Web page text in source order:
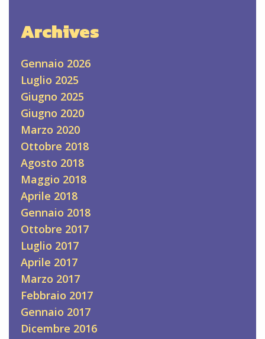
Archives
Gennaio 2026
Luglio 2025
Giugno 2025
Giugno 2020
Marzo 2020
Ottobre 2018
Agosto 2018
Maggio 2018
Aprile 2018
Gennaio 2018
Ottobre 2017
Luglio 2017
Aprile 2017
Marzo 2017
Febbraio 2017
Gennaio 2017
Dicembre 2016